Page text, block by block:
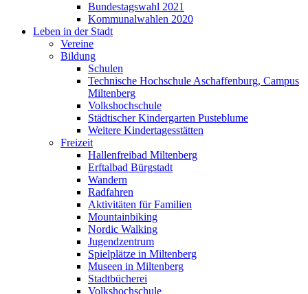
Bundestagswahl 2021
Kommunalwahlen 2020
Leben in der Stadt
Vereine
Bildung
Schulen
Technische Hochschule Aschaffenburg, Campus
Miltenberg
Volkshochschule
Städtischer Kindergarten Pusteblume
Weitere Kindertagesstätten
Freizeit
Hallenfreibad Miltenberg
Erftalbad Bürgstadt
Wandern
Radfahren
Aktivitäten für Familien
Mountainbiking
Nordic Walking
Jugendzentrum
Spielplätze in Miltenberg
Museen in Miltenberg
Stadtbücherei
Volkshochschule